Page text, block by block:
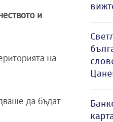
и
на
да бъдат